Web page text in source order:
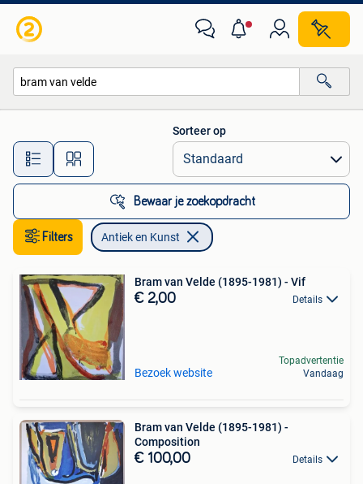
Alle afstanden…
Sorteer op
Bewaar je zoekopdracht
Filters Antiek en Kunst
Bram van Velde (1895-1981) - Vif
€ 2,00 Details
Bezoek website
Topadvertentie
Vandaag
Bram van Velde (1895-1981) -
Composition
€ 100,00 Details